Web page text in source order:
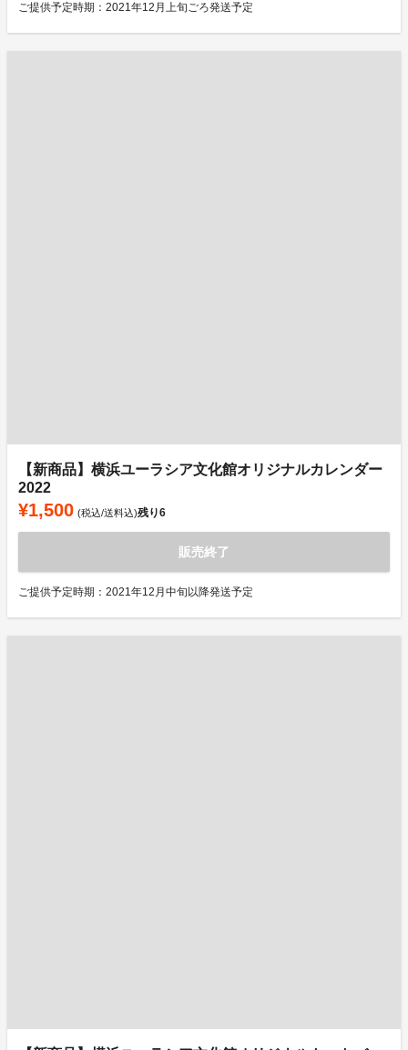
ご提供予定時期：2021年12月上旬ごろ発送予定
【新商品】横浜ユーラシア文化館オリジナルカレンダー
2022
¥1,500 (税込/送料込)残り6
販売終了
ご提供予定時期：2021年12月中旬以降発送予定